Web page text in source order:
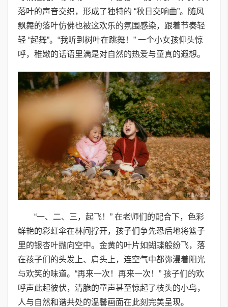
落叶的声音交织，形成了独特的 “秋日交响曲”。随风
飘舞的落叶仿佛也被这欢乐的氛围感染，跟着节奏轻
轻 “起舞”。“我听到树叶在跳舞！” 一个小女孩仰头惊
呼，稚嫩的话语里满是对自然的热爱与童真的遐想。
“一、二、三，起飞！” 在老师们的配合下，色彩
鲜艳的彩虹伞在林间撑开，孩子们争先恐后地将篮子
里的银杏叶抛向空中。金黄的叶片如蝴蝶般纷飞，落
在孩子们的头发上、肩头上，连空气中都弥漫着阳光
与欢笑的味道。“再来一次！再来一次！” 孩子们的欢
呼声此起彼伏，清脆的童声甚至惊起了枝头的小鸟，
人与自然和谐共处的温馨画面在此刻完美呈现。